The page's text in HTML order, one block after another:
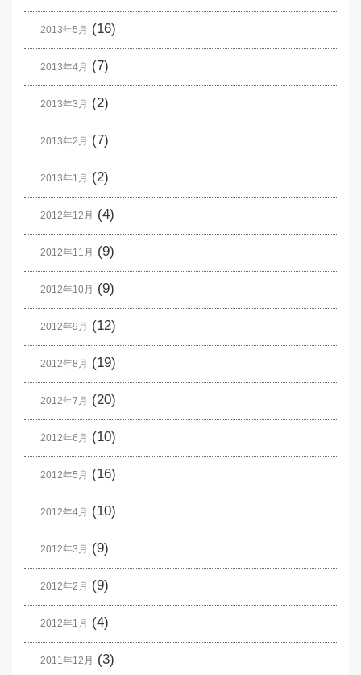
2013年5月 (16)
2013年4月 (7)
2013年3月 (2)
2013年2月 (7)
2013年1月 (2)
2012年12月 (4)
2012年11月 (9)
2012年10月 (9)
2012年9月 (12)
2012年8月 (19)
2012年7月 (20)
2012年6月 (10)
2012年5月 (16)
2012年4月 (10)
2012年3月 (9)
2012年2月 (9)
2012年1月 (4)
2011年12月 (3)